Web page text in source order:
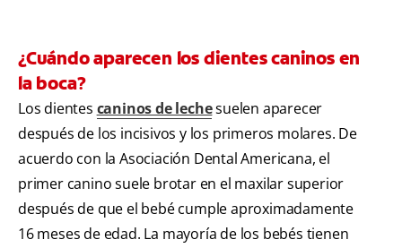
¿Cuándo aparecen los dientes caninos en
la boca?
Los dientes caninos de lechesuelen aparecer
después de los incisivos y los primeros molares. De
acuerdo con la Asociación Dental Americana, el
primer canino suele brotar en el maxilar superior
después de que el bebé cumple aproximadamente
16 meses de edad. La mayoría de los bebés tienen